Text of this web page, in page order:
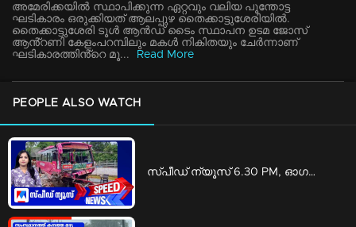
അമേരിക്കയിൽ സ്ഥാപിക്കുന്ന ഏറ്റവും വലിയ പൂന്തോട്ട
ഘടികാരം ഒരുക്കിയത് ആലപ്പുഴ തൈക്കാട്ടുശേരിയിൽ.
തൈക്കാട്ടുശേരി ടൂൾ ആൻഡ് ടൈം സ്ഥാപന ഉടമ ജോസ്
ആൻ്റണി കേളംപറമ്പിലും മകൾ നികിതയും ചേർന്നാണ്
ഘടികാരത്തിൻ്റെ മൂ...
Read More
PEOPLE ALSO WATCH
സ്പീഡ് ന്യൂസ് 6.30 PM, ഓഗസ്റ്റ് 06, 2026 | Speed News